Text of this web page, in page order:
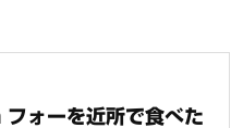
ォーを近所で食べた